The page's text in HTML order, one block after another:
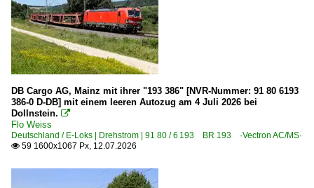
Momentaufnahmen
Probefahrten Werk Dessau
Sonderzüge und Sonderfahrten
DB VT 11.5 · BR 602 TEE-Triebzüge
Grenzverkehr
Deutschland <-> Tschechien
DB Cargo AG, Mainz mit ihrer "193 386" [NVR-Nummer: 91 80 6193
386-0 D-DB] mit einem leeren Autozug am 4 Juli 2026 bei
Dollnstein. 
Flo Weiss
Deutschland / E-Loks | Drehstrom | 91 80 / 6 193 BR 193 ·Vectron AC/MS·
 59 1600x1067 Px, 12.07.2026